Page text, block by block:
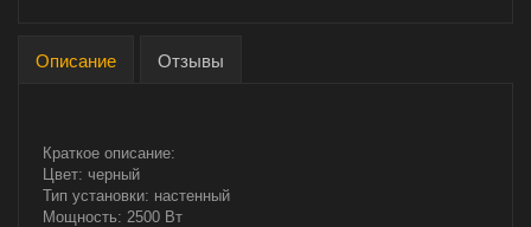
Описание Отзывы
Краткое описание:
Цвет: черный
Тип установки: настенный
Мощность: 2500 Вт